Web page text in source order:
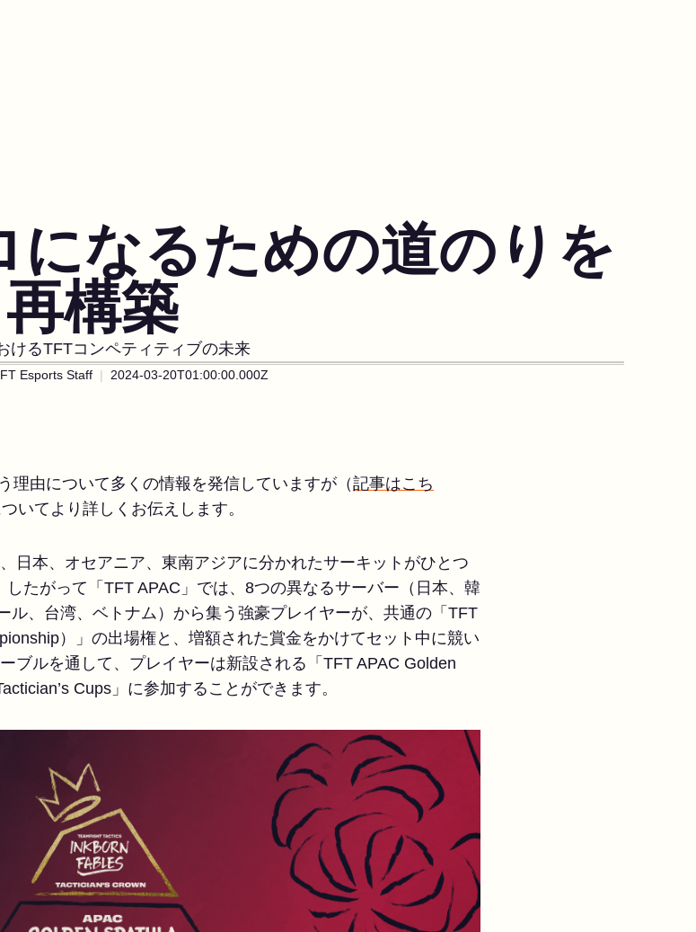
になるための道のりを
再構築
けるTFTコンペティティブの未来
Esports Staff 2024-03-20T01:00:00.000Z
理由について多くの情報を発信していますが（記事はこち
いてより詳しくお伝えします。
日本、オセアニア、東南アジアに分かれたサーキットがひとつ
たがって「TFT APAC」では、8つの異なるサーバー（日本、韓
ル、台湾、ベトナム）から集う強豪プレイヤーが、共通の「TFT
）」の出場権と、増額された賞金をかけてセット中に競い
ブルを通して、プレイヤーは新設される「TFT APAC Golden
Cups」に参加することができます。